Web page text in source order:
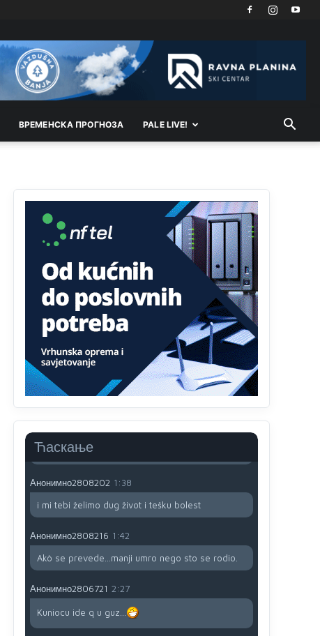
ВРEМEНСКА ПРОГНОЗА PALE LIVE!
Ћаскање
šalju poštom a da ne dolaze? Kurko
Анонимно2807791 11:39
БиХ није гласала да је тзв.Косово држава.
Анонимно2807895 12:16
Drzi pod kontrolom tri stvari jezik,karakter i
ponasanje...Uzivotu brani tri stvari:cast,prijatelja i
zivota iskljuci tri stvari uvredu,neznanje
zavist.Sve dok si ziv gaji tri stvari
dobrotu,pamet i prijateljstvo!!
Анонимно2806721 12:39
791 BiH nije priznala Kosovo kao nezavisnu
državu jer genocidna tvorevina pravi smetnju a
recimo Srbija je davno
priznala.Na svakom
proizvodu iz Srbije stoji -uvoznik za Kosovo
Анонимно2806721 12:45
Sve i da se nekim čudom vojska Srbije "vrati" na
koga da brani? A imamo vojsku Kosova kojoj
želimo svako dobro i da se što bolje opreme
Анонимно2808202 1:38
i mi tebi želimo dug život i tešku bolest
Анонимно2808216 1:42
Akò se prevede...manji umro nego sto se rodio.
Анонимно2806721 2:27
Kuniocu ide q u guz...